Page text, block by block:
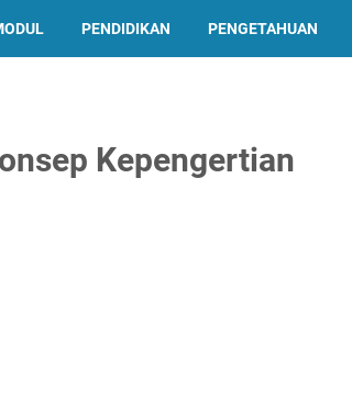
PENDIDIKAN PENGETAHUAN
Kepengertian